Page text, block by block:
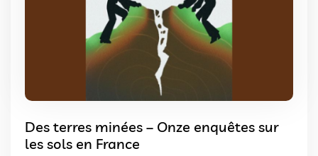
Des terres minées – Onze enquêtes sur
les sols en France